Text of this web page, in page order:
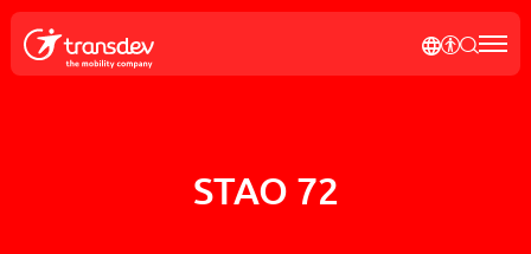
Panneau de gestion des cookies
NOTRE
STAO 72